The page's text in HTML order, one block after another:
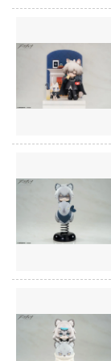
ソッとロシア語でデ
GIRL OVERDOSE
の誘惑
んじ
殺し屋のふたりぐらし